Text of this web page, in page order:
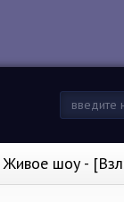
Живое шоу -